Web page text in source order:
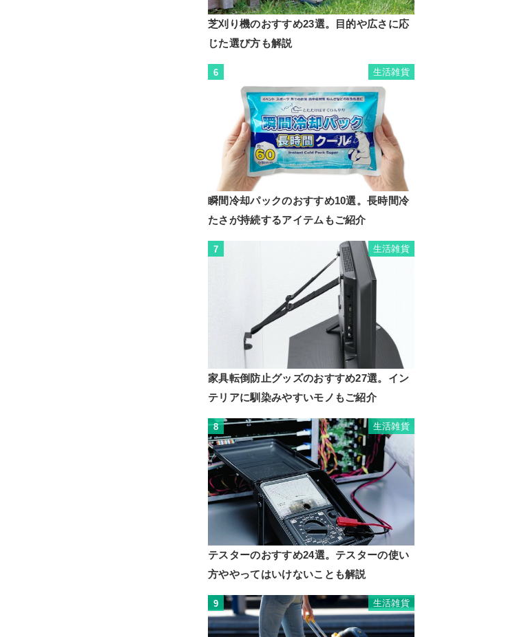
芝刈り機のおすすめ23選。目的や広さに応
じた選び方も解説
6 生活雑貨
瞬間冷却パックのおすすめ10選。長時間冷
たさが持続するアイテムもご紹介
7 生活雑貨
家具転倒防止グッズのおすすめ27選。イン
テリアに馴染みやすいモノもご紹介
8 生活雑貨
テスターのおすすめ24選。テスターの使い
方ややってはいけないことも解説
9 生活雑貨